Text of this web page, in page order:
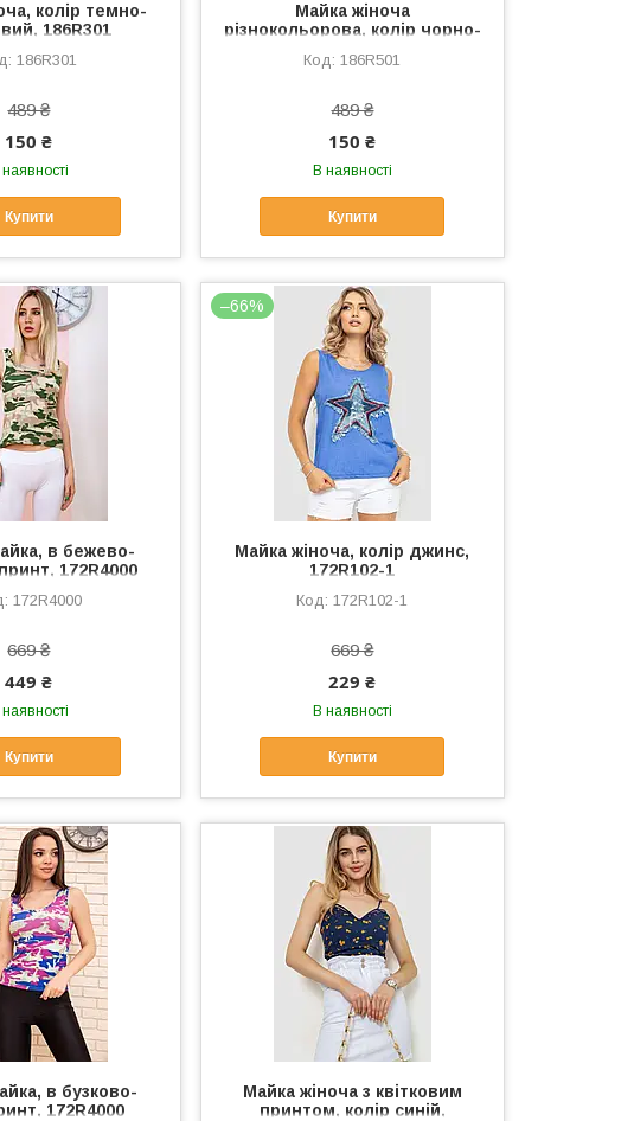
колір темно-
186R301
186R301
489 ₴
150 ₴
наявності
Купити
Майка жіноча
різнокольорова, колір чорно-
186R501
489 ₴
150 ₴
В наявності
Купити
в бежево-
172R4000
172R4000
669 ₴
449 ₴
наявності
Купити
–66%
Майка жіноча, колір джинс,
172R102-1
172R102-1
669 ₴
229 ₴
В наявності
Купити
в бузково-
172R4000
Майка жіноча з квітковим
принтом, колір синій,